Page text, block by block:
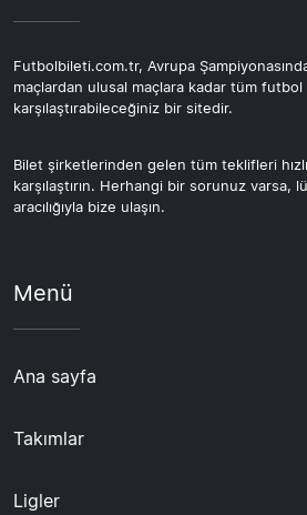
Futbolbileti.com.tr, Avrupa
maçlardan ulusal maçlara kadar tüm futbol
karşılaştırabileceğiniz bir sitedir.
Bilet şirketlerinden gelen tüm teklifleri
karşılaştırın. Herhangi bir sorunuz varsa,
aracılığıyla bize ulaşın.
Menü
Ana sayfa
Takımlar
Ligler